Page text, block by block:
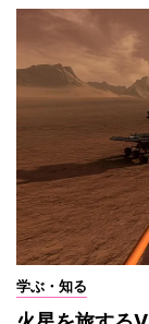
学ぶ・知る